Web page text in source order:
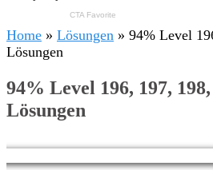
Home » Lösungen » 94% Level
Lösungen
94% Level 196, 197,
Lösungen